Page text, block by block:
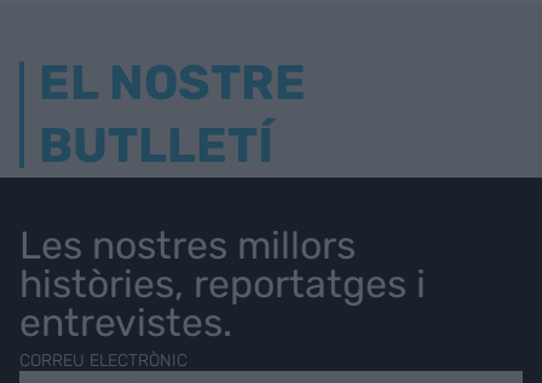
EL NOSTRE
BUTLLETÍ
Les nostres millors
històries, reportatges i
entrevistes.
CORREU ELECTRÒNIC